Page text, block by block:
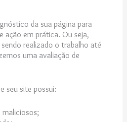
da sua página para
ação em prática. Ou seja,
realizado o trabalho até
uma avaliação de
seu site possui:
maliciosos;